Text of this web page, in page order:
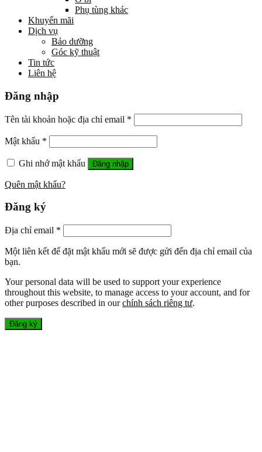
Phụ tùng khác
Khuyến mãi
Dịch vụ
Bảo dưỡng
Góc kỹ thuật
Tin tức
Liên hệ
Đăng nhập
Tên tài khoản hoặc địa chỉ email *
Mật khẩu *
Ghi nhớ mật khẩu Đăng nhập
Quên mật khẩu?
Đăng ký
Địa chỉ email *
Một liên kết để đặt mật khẩu mới sẽ được gửi đến địa chỉ email của
bạn.
Your personal data will be used to support your experience
throughout this website, to manage access to your account, and for
other purposes described in ourchính sách riêng tư.
Đăng ký